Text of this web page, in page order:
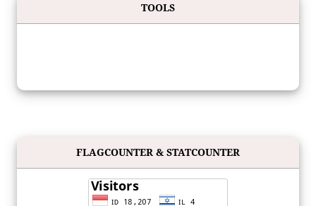
TOOLS
FLAGCOUNTER & STATCOUNTER